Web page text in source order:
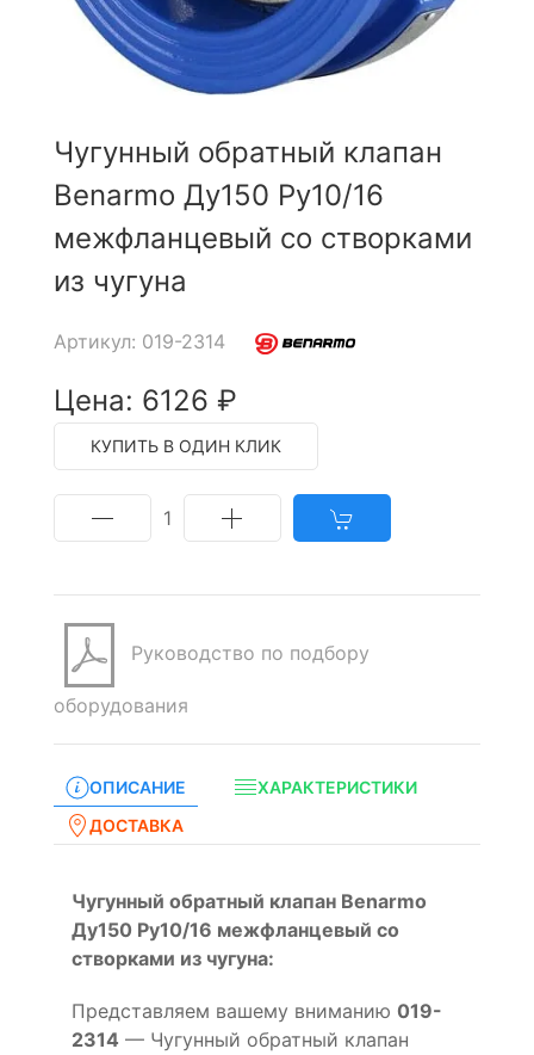
Чугунный обратный клапан
Benarmo Ду150 Ру10/16
межфланцевый со створками
из чугуна
Артикул: 019-2314
Цена: 6126 ₽
КУПИТЬ В ОДИН КЛИК
1
Руководство по подбору
оборудования
ОПИСАНИЕ
ХАРАКТЕРИСТИКИ
ДОСТАВКА
Чугунный обратный клапан Benarmo
Ду150 Ру10/16 межфланцевый со
створками из чугуна:
Представляем вашему вниманию 019-
2314 — Чугунный обратный клапан